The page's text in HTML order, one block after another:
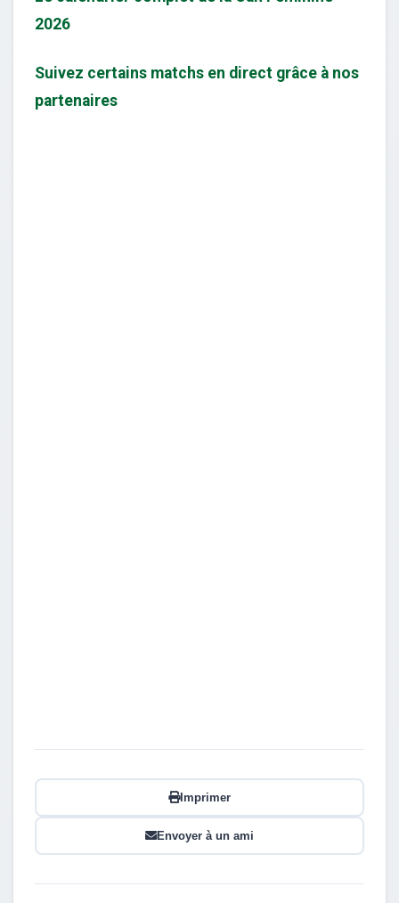
2026
Suivez certains matchs en direct grâce à nos
partenaires
Imprimer
Envoyer à un ami